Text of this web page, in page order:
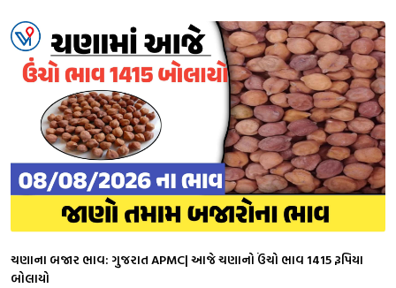
ચણાના બજાર ભાવ: ગુજરાત APMC| આજે ચણાનો ઉંચો ભાવ 1415 રૂપિયા
બોલાયો